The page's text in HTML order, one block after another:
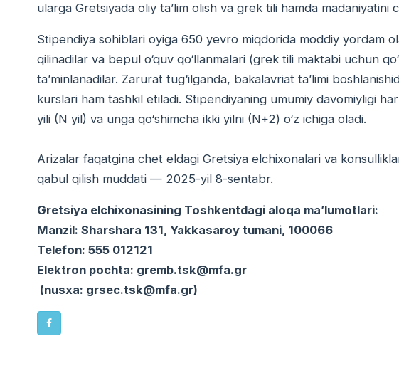
ularga Gretsiyada oliy ta’lim olish va grek tili hamda madaniyatini
Stipendiya sohiblari oyiga 650 yevro miqdorida moddiy yordam
qilinadilar va bepul o‘quv qo‘llanmalari (grek tili maktabi uchun
ta’minlanadilar. Zarurat tug‘ilganda, bakalavriat ta’limi
kurslari ham tashkil etiladi. Stipendiyaning umumiy davomiyligi
yili (N yil) va unga qo‘shimcha ikki yilni (N+2) o‘z ichiga oladi.
Arizalar faqatgina chet eldagi Gretsiya elchixonalari va
qabul qilish muddati — 2025-yil 8-sentabr.
Gretsiya elchixonasining Toshkentdagi aloqa ma’lumotlari:
Manzil: Sharshara 131, Yakkasaroy tumani, 100066
Telefon: 555 012121
Elektron pochta: gremb.tsk@mfa.gr
(nusxa: grsec.tsk@mfa.gr)